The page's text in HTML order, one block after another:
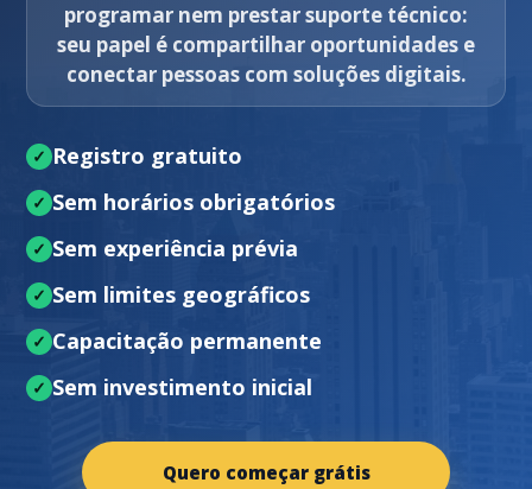
programar nem prestar suporte técnico:
seu papel é compartilhar oportunidades e
conectar pessoas com soluções digitais.
Registro gratuito
Sem horários obrigatórios
Sem experiência prévia
Sem limites geográficos
Capacitação permanente
Sem investimento inicial
Quero começar grátis